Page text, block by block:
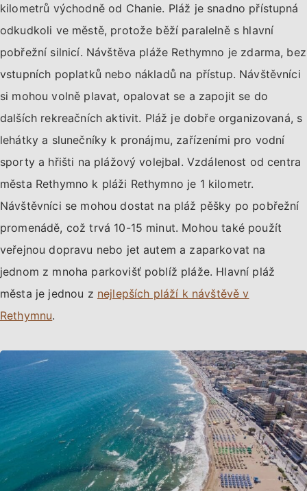
kilometrů východně od Chanie. Pláž je snadno přístupná
odkudkoli ve městě, protože běží paralelně s hlavní
pobřežní silnicí. Návštěva pláže Rethymno je zdarma, bez
vstupních poplatků nebo nákladů na přístup. Návštěvníci
si mohou volně plavat, opalovat se a zapojit se do
dalších rekreačních aktivit. Pláž je dobře organizovaná, s
lehátky a slunečníky k pronájmu, zařízeními pro vodní
sporty a hřišti na plážový volejbal. Vzdálenost od centra
města Rethymno k pláži Rethymno je 1 kilometr.
Návštěvníci se mohou dostat na pláž pěšky po pobřežní
promenádě, což trvá 10-15 minut. Mohou také použít
veřejnou dopravu nebo jet autem a zaparkovat na
jednom z mnoha parkovišť poblíž pláže. Hlavní pláž
města je jednou z nejlepších pláží k návštěvě v
Rethymnu.